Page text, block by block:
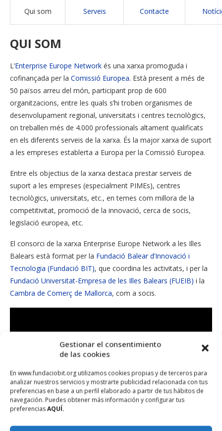
Gestionar el consentimiento
de las cookies
En www.fundaciobit.org utilizamos cookies propias y de terceros para
analizar nuestros servicios y mostrarte publicidad relacionada con tus
preferencias en base a un perfil elaborado a partir de tus hábitos de
navegación. Puedes obtener más información y configurar tus
preferenciasAQUÍ.
Qui som Serveis Contacte
QUI SOM
L’Enterprise Europe Network és una xarxa promoguda i
cofinançada per la Comissió Europea. Està present a més de
50 països arreu del món, participant prop de 600
organitzacions, entre les quals s’hi troben organismes de
desenvolupament regional, universitats i centres tecnològics,
on treballen més de 4.000 professionals altament qualificats
en els diferents serveis de la xarxa. És la major xarxa de suport
a les empreses establerta a Europa per la Comissió Europea.
Entre els objectius de la xarxa destaca prestar serveis de
suport a les empreses (especialment PIMEs), centres
tecnològics, universitats, etc., en temes com millora de la
competitivitat, promoció de la innovació, cerca de socis,
legislació europea, etc.
El consorci de la xarxa Enterprise Europe Network a les Illes
Balears està format per la Fundació Balear d’Innovació i
Tecnologia (Fundació BIT), que coordina les activitats, i per la
Fundació Universitat-Empresa de les Illes Balears (FUEIB) i la
Cambra de Comerç de Mallorca, com a socis.